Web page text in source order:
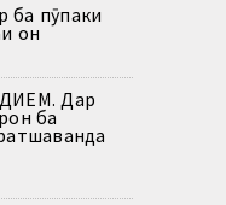
пӯпаки
он
Дар
ба